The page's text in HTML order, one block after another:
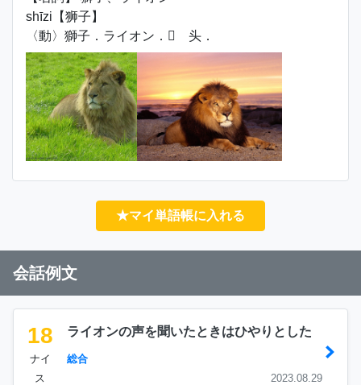
shīzi【狮子】
〈動〉獅子．ライオン． 头．
★マイ単語帳に入れる
会話例文
18
ナイ
ス
ライオンの声を聞いたときはひやりとした
総合
2023.08.29